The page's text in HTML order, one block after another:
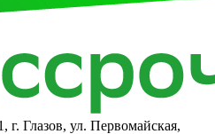
г. Глазов, ул. Первомайская,